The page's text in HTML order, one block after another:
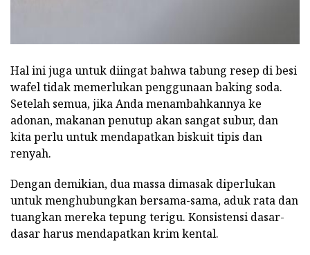
Hal ini juga untuk diingat bahwa tabung resep di besi
wafel tidak memerlukan penggunaan baking soda.
Setelah semua, jika Anda menambahkannya ke
adonan, makanan penutup akan sangat subur, dan
kita perlu untuk mendapatkan biskuit tipis dan
renyah.
Dengan demikian, dua massa dimasak diperlukan
untuk menghubungkan bersama-sama, aduk rata dan
tuangkan mereka tepung terigu. Konsistensi dasar-
dasar harus mendapatkan krim kental.